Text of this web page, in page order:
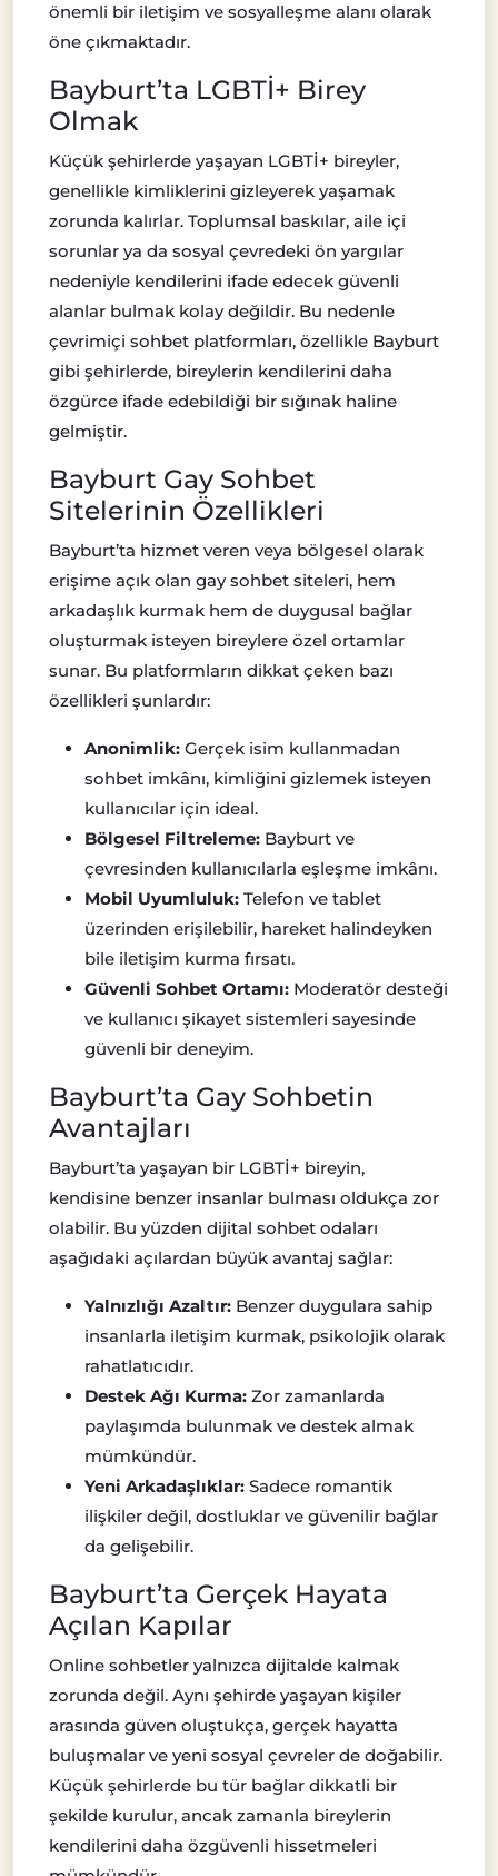
önemli bir iletişim ve sosyalleşme alanı olarak
öne çıkmaktadır.
Bayburt’ta LGBTİ+ Birey
Olmak
Küçük şehirlerde yaşayan LGBTİ+ bireyler,
genellikle kimliklerini gizleyerek yaşamak
zorunda kalırlar. Toplumsal baskılar, aile içi
sorunlar ya da sosyal çevredeki ön yargılar
nedeniyle kendilerini ifade edecek güvenli
alanlar bulmak kolay değildir. Bu nedenle
çevrimiçi sohbet platformları, özellikle Bayburt
gibi şehirlerde, bireylerin kendilerini daha
özgürce ifade edebildiği bir sığınak haline
gelmiştir.
Bayburt Gay Sohbet
Sitelerinin Özellikleri
Bayburt’ta hizmet veren veya bölgesel olarak
erişime açık olan gay sohbet siteleri, hem
arkadaşlık kurmak hem de duygusal bağlar
oluşturmak isteyen bireylere özel ortamlar
sunar. Bu platformların dikkat çeken bazı
özellikleri şunlardır:
Anonimlik: Gerçek isim kullanmadan
sohbet imkânı, kimliğini gizlemek isteyen
kullanıcılar için ideal.
Bölgesel Filtreleme: Bayburt ve
çevresinden kullanıcılarla eşleşme imkânı.
Mobil Uyumluluk: Telefon ve tablet
üzerinden erişilebilir, hareket halindeyken
bile iletişim kurma fırsatı.
Güvenli Sohbet Ortamı: Moderatör desteği
ve kullanıcı şikayet sistemleri sayesinde
güvenli bir deneyim.
Bayburt’ta Gay Sohbetin
Avantajları
Bayburt’ta yaşayan bir LGBTİ+ bireyin,
kendisine benzer insanlar bulması oldukça zor
olabilir. Bu yüzden dijital sohbet odaları
aşağıdaki açılardan büyük avantaj sağlar:
Yalnızlığı Azaltır: Benzer duygulara sahip
insanlarla iletişim kurmak, psikolojik olarak
rahatlatıcıdır.
Destek Ağı Kurma: Zor zamanlarda
paylaşımda bulunmak ve destek almak
mümkündür.
Yeni Arkadaşlıklar: Sadece romantik
ilişkiler değil, dostluklar ve güvenilir bağlar
da gelişebilir.
Bayburt’ta Gerçek Hayata
Açılan Kapılar
Online sohbetler yalnızca dijitalde kalmak
zorunda değil. Aynı şehirde yaşayan kişiler
arasında güven oluştukça, gerçek hayatta
buluşmalar ve yeni sosyal çevreler de doğabilir.
Küçük şehirlerde bu tür bağlar dikkatli bir
şekilde kurulur, ancak zamanla bireylerin
kendilerini daha özgüvenli hissetmeleri